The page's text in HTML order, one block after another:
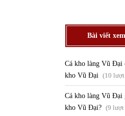
Bài viết
Cá kho làng Vũ Đại
kho Vũ Đại (10
Cá kho làng Vũ Đại
kho Vũ Đại? (9 lượt